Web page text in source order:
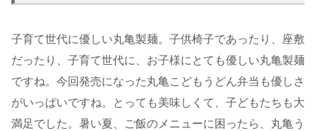
子育て世代に優しい丸亀製麺。子供椅子であったり、座敷
だったり、子育て世代に、お子様にとても優しい丸亀製麺
ですね。今回発売になった丸亀こどもうどん弁当も優しさ
がいっぱいですね。とっても美味しくて、子どもたちも大
満足でした。暑い夏、ご飯のメニューに困ったら、丸亀う